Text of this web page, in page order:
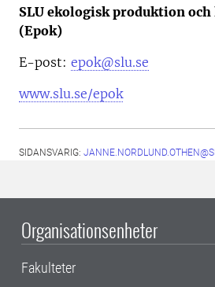
SLU ekologisk produktion
(Epok)
E-post: epok@slu.se
www.slu.se/epok
SIDANSVARIG:
Organisationsenheter
Fakulteter